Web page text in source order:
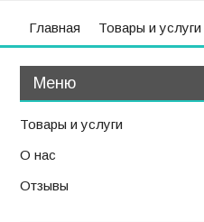
Главная Товары и услуги
Товары и услуги
О нас
Отзывы